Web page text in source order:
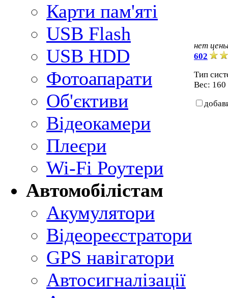
Карти пам'яті
USB Flash
USB HDD
Фотоапарати
Об'єктиви
Відеокамери
Плеєри
Wi-Fi Роутери
Автомобілістам
Акумулятори
Відеореєстратори
GPS навігатори
Автосигналізації
нет
602
Тип
Вес: 160